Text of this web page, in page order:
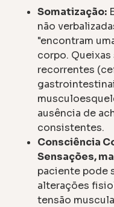
Somatização:
não
"encontram
corpo.
recorrentes
ausência de
consistentes.
Consciência
Sensações,
paciente pode
alterações
tensão